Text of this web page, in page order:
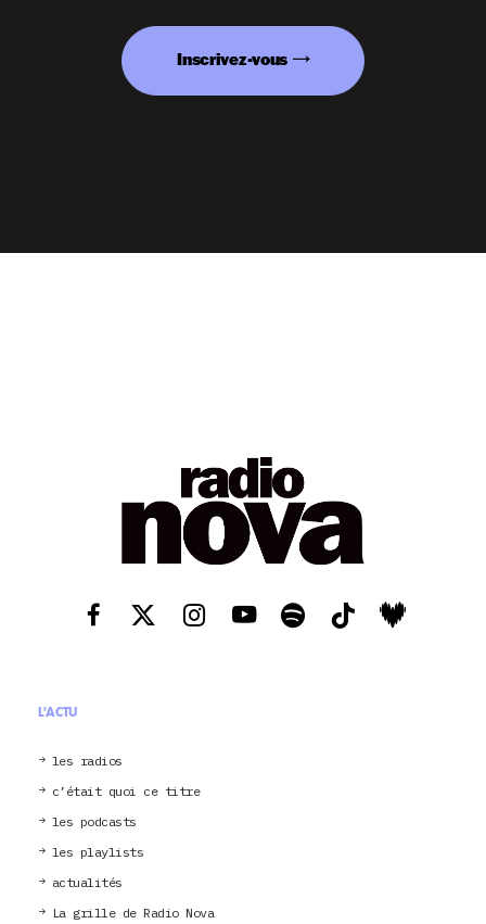
Inscrivez-vous
L'ACTU
les radios
c’était quoi ce titre
les podcasts
les playlists
actualités
La grille de Radio Nova